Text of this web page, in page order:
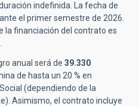
indefinida. La fecha de
el primer semestre de 2026.
la financiación del contrato es
anual será de 39.330
de hasta un 20 % en
(dependiendo de la
Asimismo, el contrato incluye